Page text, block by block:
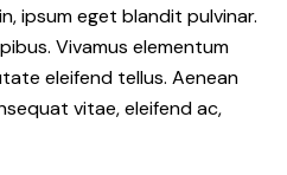
ipsum eget blandit pulvinar.
Vivamus elementum
eleifend tellus. Aenean
vitae, eleifend ac,